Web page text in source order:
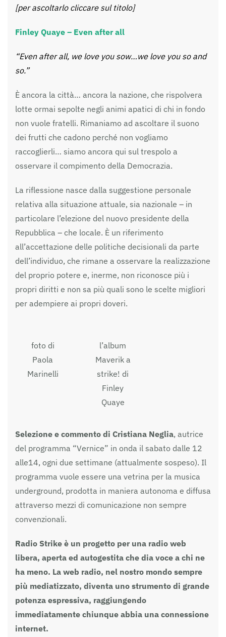
[per ascoltarlo cliccare sul titolo]
Finley Quaye – Even after all
“Even after all, we love you sow…we love you so and
so.”
È ancora la città… ancora la nazione, che rispolvera
lotte ormai sepolte negli animi apatici di chi in fondo
non vuole fratelli. Rimaniamo ad ascoltare il suono
dei frutti che cadono perché non vogliamo
raccoglierli… siamo ancora qui sul trespolo a
osservare il compimento della Democrazia.
La riflessione nasce dalla suggestione personale
relativa alla situazione attuale, sia nazionale – in
particolare l’elezione del nuovo presidente della
Repubblica – che locale. È un riferimento
all’accettazione delle politiche decisionali da parte
dell’individuo, che rimane a osservare la realizzazione
del proprio potere e, inerme, non riconosce più i
propri diritti e non sa più quali sono le scelte migliori
per adempiere ai propri doveri.
foto di
Paola
Marinelli
l’album
Maverik a
strike! di
Finley
Quaye
Selezione e commento di Cristiana Neglia, autrice
del programma “Vernice” in onda il sabato dalle 12
alle14, ogni due settimane (attualmente sospeso). Il
programma vuole essere una vetrina per la musica
underground, prodotta in maniera autonoma e diffusa
attraverso mezzi di comunicazione non sempre
convenzionali.
Radio Strike è un progetto per una radio web
libera, aperta ed autogestita che dia voce a chi ne
ha meno. La web radio, nel nostro mondo sempre
più mediatizzato, diventa uno strumento di grande
potenza espressiva, raggiungendo
immediatamente chiunque abbia una connessione
internet.